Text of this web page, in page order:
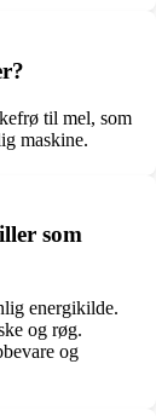
til mel, som
maskine.
som
energikilde.
og røg.
og